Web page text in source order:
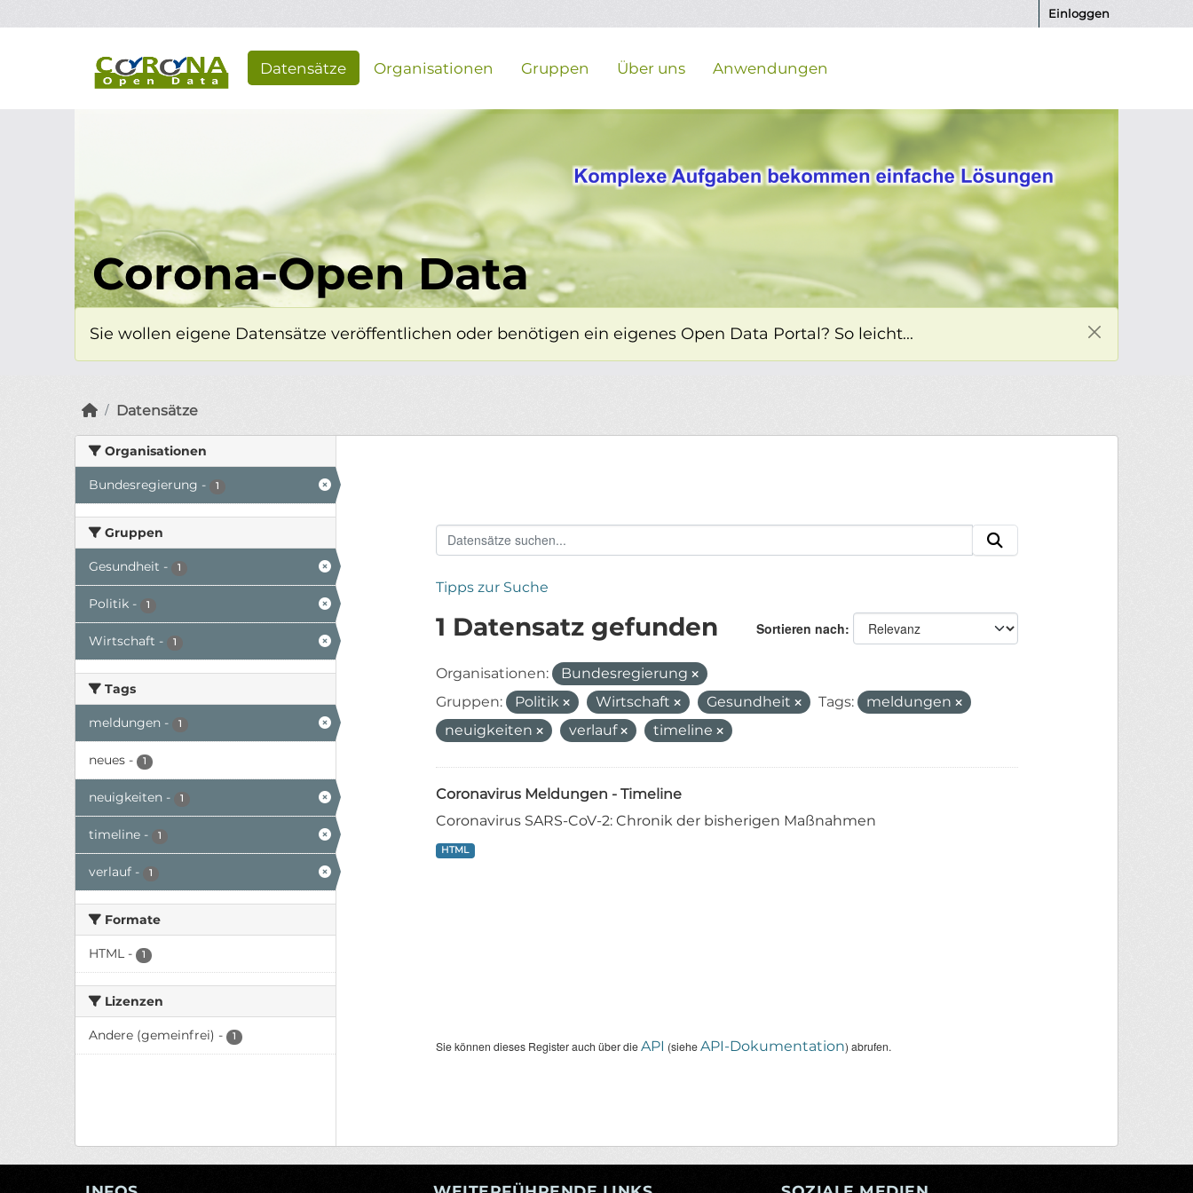
Einloggen
Datensätze Organisationen Gruppen Über uns Anwendungen
Corona-Open Data
Sie wollen eigene Datensätze veröffentlichen oder benötigen ein eigenes Open Data Portal? So leicht...
Datensätze
Organisationen
Bundesregierung - 1
Gruppen
Gesundheit - 1
Politik - 1
Wirtschaft - 1
Tags
meldungen - 1
neues - 1
neuigkeiten - 1
timeline - 1
verlauf - 1
Formate
HTML - 1
Lizenzen
Andere (gemeinfrei) - 1
Tipps zur Suche
Sortieren nach
1 Datensatz gefunden
Organisationen:
Bundesregierung
Gruppen:
Politik Wirtschaft Gesundheit Tags:
meldungen
neuigkeiten
verlauf timeline
Coronavirus Meldungen - Timeline
Coronavirus SARS-CoV-2: Chronik der bisherigen Maßnahmen
HTML
Sie können dieses Register auch über dieAPI (sieheAPI-Dokumentation) abrufen.